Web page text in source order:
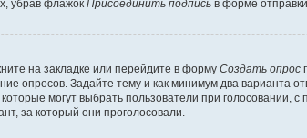
убрав флажок Присоединить подпись в форме
на закладке или перейдите в форму Создать опрос
опросов. Задайте тему и как минимум два варианта
могут выбрать пользователи при
за который они проголосовали.